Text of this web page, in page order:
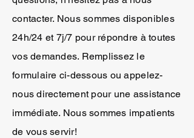
contacter. Nous sommes disponibles
24h/24 et 7j/7 pour répondre à toutes
vos demandes. Remplissez le
formulaire ci-dessous ou appelez-
nous directement pour une assistance
immédiate. Nous sommes impatients
de vous servir!